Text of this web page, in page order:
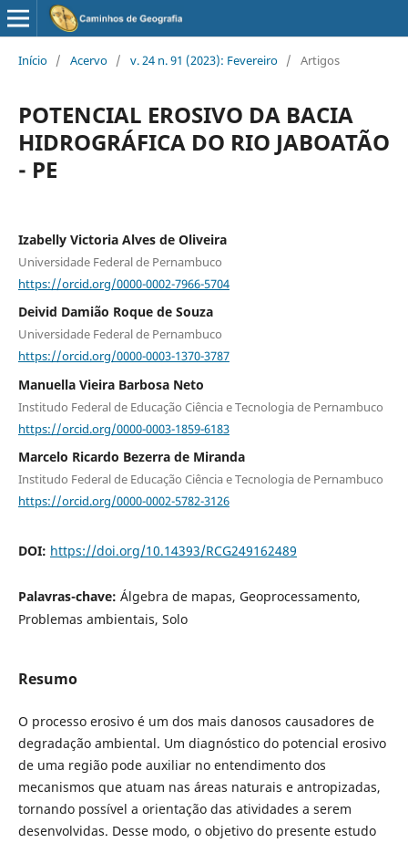
Início / Acervo / v. 24 n. 91 (2023): Fevereiro / Artigos
POTENCIAL EROSIVO DA BACIA
HIDROGRÁFICA DO RIO JABOATÃO
- PE
Izabelly Victoria Alves de Oliveira
Universidade Federal de Pernambuco
https://orcid.org/0000-0002-7966-5704
Deivid Damião Roque de Souza
Universidade Federal de Pernambuco
https://orcid.org/0000-0003-1370-3787
Manuella Vieira Barbosa Neto
Institudo Federal de Educação Ciência e Tecnologia de Pernambuco
https://orcid.org/0000-0003-1859-6183
Marcelo Ricardo Bezerra de Miranda
Institudo Federal de Educação Ciência e Tecnologia de Pernambuco
https://orcid.org/0000-0002-5782-3126
DOI: https://doi.org/10.14393/RCG249162489
Palavras-chave: Álgebra de mapas, Geoprocessamento,
Problemas ambientais, Solo
Resumo
O processo erosivo é um dos mais danosos causadores de
degradação ambiental. Um diagnóstico do potencial erosivo
de uma região pode auxiliar no entendimento dos
mecanismos que atuam nas áreas naturais e antropizadas,
tornando possível a orientação das atividades a serem
desenvolvidas. Desse modo, o objetivo do presente estudo